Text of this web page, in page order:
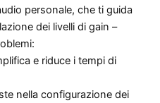
personale, che ti guida
dei livelli di gain –
e riduce i tempi di
nella configurazione dei